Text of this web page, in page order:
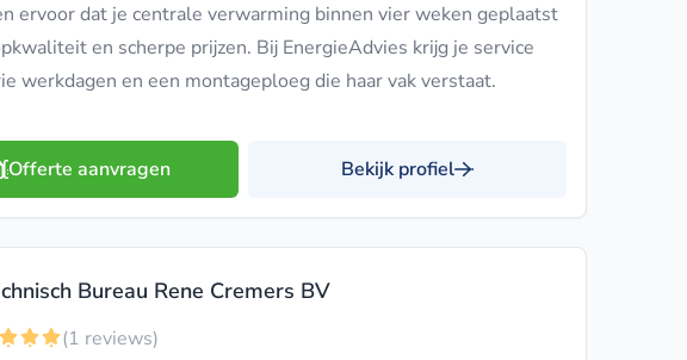
ervoor dat je centrale verwarming binnen vier weken geplaatst
en scherpe prijzen. Bij EnergieAdvies krijg je service
werkdagen en een montageploeg die haar vak verstaat.
Offerte aanvragen Bekijk profiel
Bureau Rene Cremers BV
(1 reviews)